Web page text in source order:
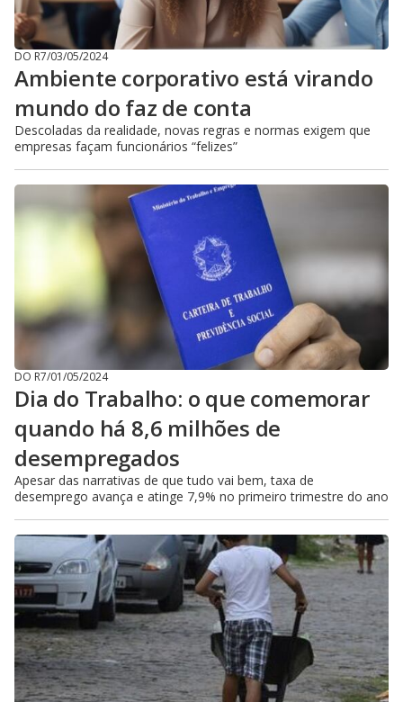
DO R7/03/05/2024
Ambiente corporativo está virando
mundo do faz de conta
Descoladas da realidade, novas regras e normas exigem que
empresas façam funcionários “felizes”
DO R7/01/05/2024
Dia do Trabalho: o que comemorar
quando há 8,6 milhões de
desempregados
Apesar das narrativas de que tudo vai bem, taxa de
desemprego avança e atinge 7,9% no primeiro trimestre do ano